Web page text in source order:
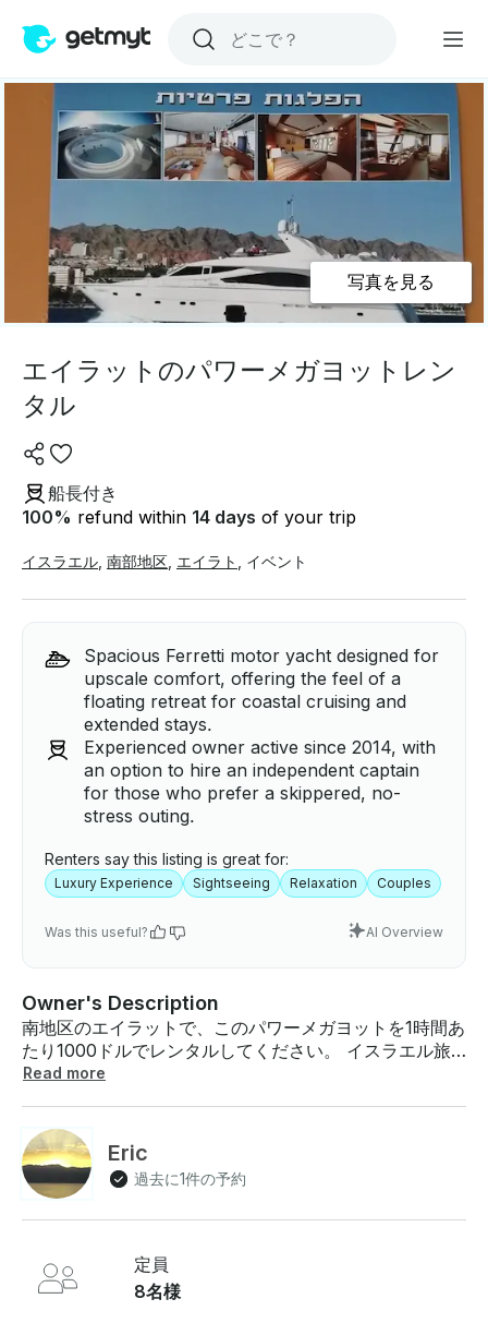
写真を見る
エイラットのパワーメガヨットレン
タル
船長付き
100% refund within 14 days of your trip
イスラエル 南部地区 エイラト イベント
Spacious Ferretti motor yacht designed for
upscale comfort, offering the feel of a
floating retreat for coastal cruising and
extended stays.
Experienced owner active since 2014, with
an option to hire an independent captain
for those who prefer a skippered, no-
stress outing.
Renters say this listing is great for:
Luxury Experience Sightseeing Relaxation Couples
Was this useful? AI Overview
Owner's Description
南地区のエイラットで、このパワーメガヨットを1時間あ
たり1000ドルでレンタルしてください。 イスラエル旅
行中に海に出るのに最適な方法です。豪華なボートで、
休暇に最適です。アカバ湾のプライベートボートデッキ
でリラックスして日光浴をお楽しみください 。ご不明な
点がございましたら、お支払い前にGetMyBoatのメッセ
Read more
Eric
過去に1件の予約
定員
8名様